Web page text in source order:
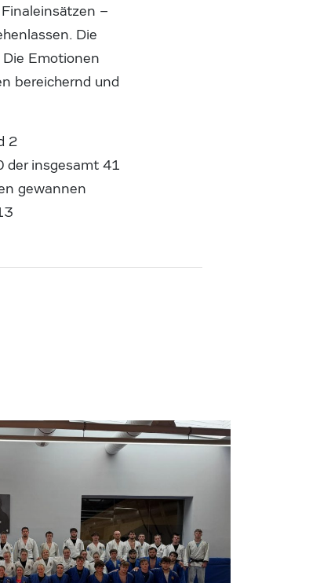
–
Die
Emotionen
bereichernd und
2
der insgesamt 41
gewannen